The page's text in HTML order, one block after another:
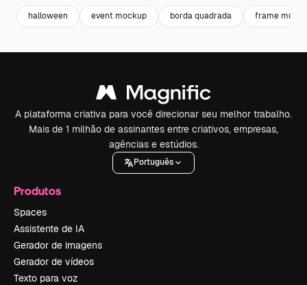
halloween event mockup borda quadrada frame
A plataforma criativa para você direcionar seu melhor trabalho.
Mais de 1 milhão de assinantes entre criativos, empresas,
agências e estúdios.
Português
Produtos
Spaces
Assistente de IA
Gerador de imagens
Gerador de vídeos
Texto para voz